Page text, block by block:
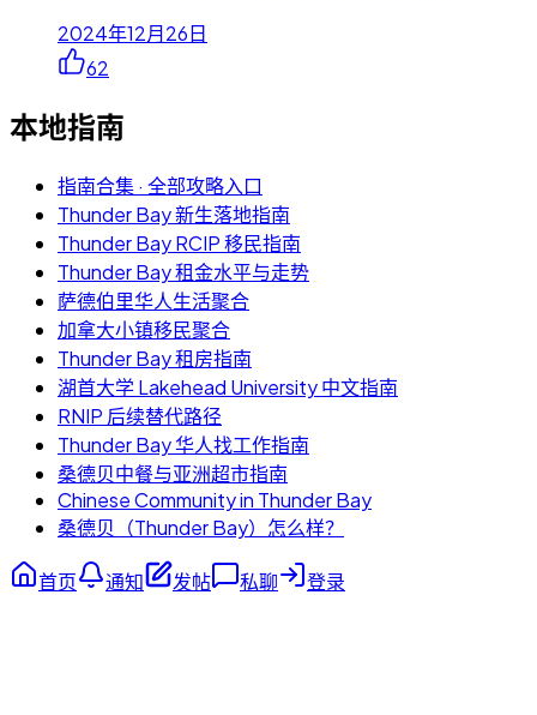
2024年12月26日
62
本地指南
指南合集 · 全部攻略入口
Thunder Bay 新生落地指南
Thunder Bay RCIP 移民指南
Thunder Bay 租金水平与走势
萨德伯里华人生活聚合
加拿大小镇移民聚合
Thunder Bay 租房指南
湖首大学 Lakehead University 中文指南
RNIP 后续替代路径
Thunder Bay 华人找工作指南
桑德贝中餐与亚洲超市指南
Chinese Community in Thunder Bay
桑德贝（Thunder Bay）怎么样？
首页 通知 发帖 私聊 登录